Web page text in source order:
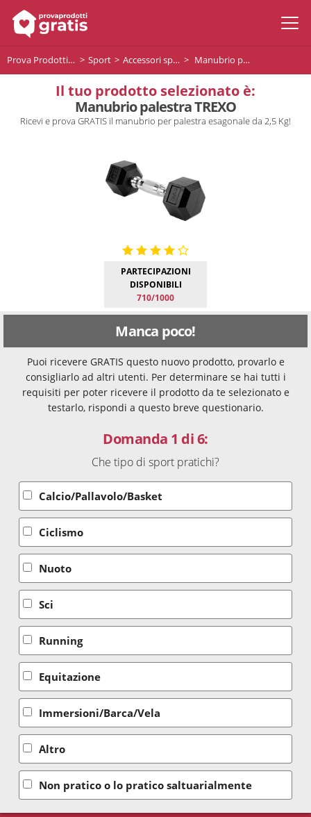
Prova Prodotti Gratis Sport Accessori sportivi Manubrio palestra TREXO
Il tuo prodotto selezionato è:
Manubrio palestra TREXO
Ricevi e prova GRATIS il manubrio per palestra esagonale da 2,5 Kg!
PARTECIPAZIONI
DISPONIBILI
710/1000
Manca poco!
Puoi ricevere GRATIS questo nuovo prodotto, provarlo e
consigliarlo ad altri utenti. Per determinare se hai tutti i
requisiti per poter ricevere il prodotto da te selezionato e
testarlo, rispondi a questo breve questionario.
Domanda 1 di 6:
Che tipo di sport pratichi?
Calcio/Pallavolo/Basket
Ciclismo
Nuoto
Sci
Running
Equitazione
Immersioni/Barca/Vela
Altro
Non pratico o lo pratico saltuarialmente